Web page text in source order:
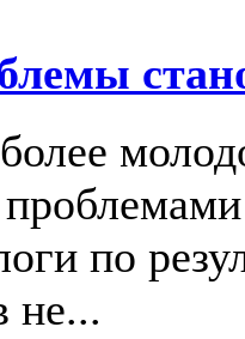
по
не...